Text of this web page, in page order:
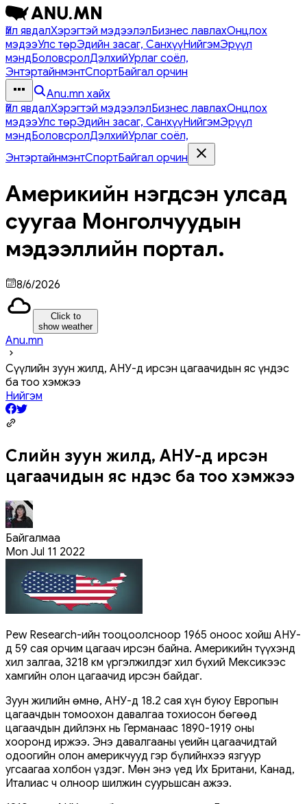
Үйл явдалХэрэгтэй мэдээлэлБизнес лавлахОнцлох
мэдээУлс төрЭдийн засаг, СанхүүНийгэмЭрүүл
мэндБоловсролДэлхийУрлаг соёл,
ЭнтэртайнмэнтСпортБайгал орчин
Anu.mn хайх
Үйл явдалХэрэгтэй мэдээлэлБизнес лавлахОнцлох
мэдээУлс төрЭдийн засаг, СанхүүНийгэмЭрүүл
мэндБоловсролДэлхийУрлаг соёл,
ЭнтэртайнмэнтСпортБайгал орчин
Америкийн нэгдсэн улсад
суугаа Монголчуудын
мэдээллийн портал.
8/6/2026
Click to
show weather
Anu.mn
Сүүлийн зуун жилд, АНУ-д ирсэн цагаачидын яс үндэс
ба тоо хэмжээ
Нийгэм
Сүүлийн зуун жилд, АНУ-д ирсэн
цагаачидын яс үндэс ба тоо хэмжээ
Байгалмаа
Mon Jul 11 2022
Pew Research-ийн тооцоолсноор 1965 оноос хойш АНУ-
д 59 сая орчим цагаач ирсэн байна. Америкийн түүхэнд
хил залгаа, 3218 км үргэлжилдэг хил бүхий Мексикээс
хамгийн олон цагаачид ирсэн байдаг.
Зуун жилийн өмнө, АНУ-д 18.2 сая хүн буюу Европын
цагаачдын томоохон давалгаа тохиосон бөгөөд
цагаачдын дийлэнх нь Германаас 1890-1919 оны
хооронд иржээ. Энэ давалгааны үеийн цагаачидтай
одоогийн олон америкчууд гэр бүлийнхээ язгуур
угсаагаа холбон үздэг. Мөн энэ үед Их Британи, Канад,
Италиас ч олноор шилжин суурьшсан ажээ.